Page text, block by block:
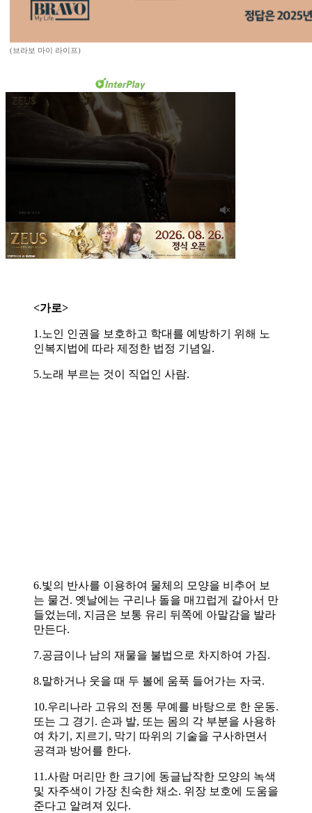
(브라보 마이 라이프)
<가로>
1.노인 인권을 보호하고 학대를 예방하기 위해 노
인복지법에 따라 제정한 법정 기념일.
5.노래 부르는 것이 직업인 사람.
6.빛의 반사를 이용하여 물체의 모양을 비추어 보
는 물건. 옛날에는 구리나 돌을 매끄럽게 갈아서 만
들었는데, 지금은 보통 유리 뒤쪽에 아말감을 발라
만든다.
7.공금이나 남의 재물을 불법으로 차지하여 가짐.
8.말하거나 웃을 때 두 볼에 움푹 들어가는 자국.
10.우리나라 고유의 전통 무예를 바탕으로 한 운동.
또는 그 경기. 손과 발, 또는 몸의 각 부분을 사용하
여 차기, 지르기, 막기 따위의 기술을 구사하면서
공격과 방어를 한다.
11.사람 머리만 한 크기에 동글납작한 모양의 녹색
및 자주색이 가장 친숙한 채소. 위장 보호에 도움을
준다고 알려져 있다.